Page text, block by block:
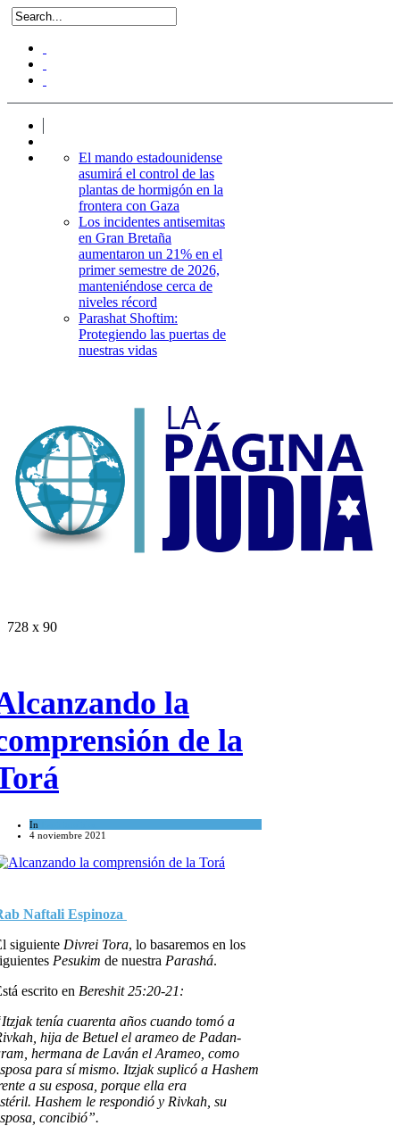
El mando estadounidense
asumirá el control de las
plantas de hormigón en la
frontera con Gaza
Los incidentes antisemitas
en Gran Bretaña
aumentaron un 21% en el
primer semestre de 2026,
manteniéndose cerca de
niveles récord
Parashat Shoftim:
Protegiendo las puertas de
nuestras vidas
728 x 90
la
de la
In
4 noviembre 2021
Naftali Espinoza
siguiente Divrei Tora, lo basaremos en los
Pesukim de nuestra Parashá.
escrito en Bereshit 25:20-21:
tenía cuarenta años cuando tomó a
hija de Betuel el arameo de Padan-
hermana de Laván el Arameo, como
para sí mismo. Itzjak suplicó a Hashem
a su esposa, porque ella era
Hashem le respondió y Rivkah, su
concibió”.